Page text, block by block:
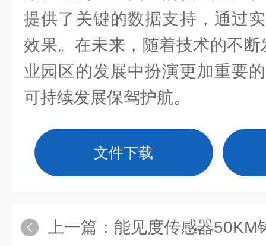
提供了关键的数据支持，通过
效果。在未来，随着技术的不
业园区的发展中扮演更加重要
可持续发展保驾护航。
文件下载
上一篇： 能见度传感器50KM铸铝款：远距